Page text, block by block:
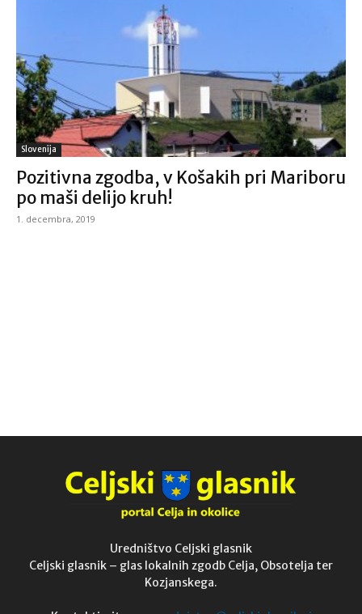
Slovenija
Pozitivna zgodba, v Košakih pri Mariboru
po maši delijo kruh!
1. decembra, 2019
Uredništvo Celjski glasnik
Celjski glasnik – glas lokalnih zgodb Celja, Obsotelja ter
Kozjanskega.